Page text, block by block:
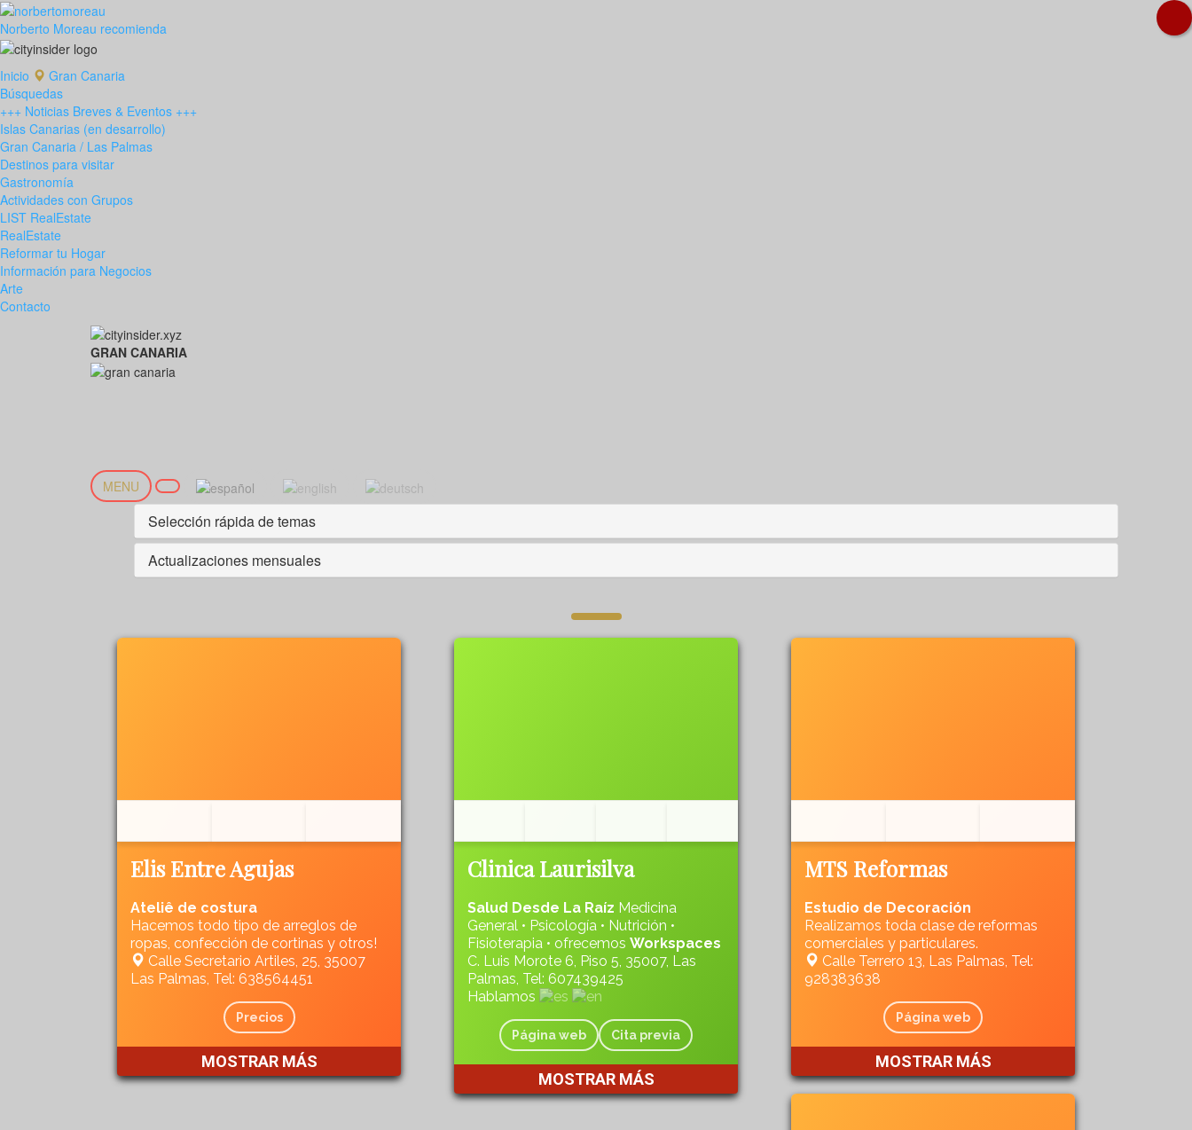
Norberto Moreau recomienda
Inicio
Gran Canaria
Búsquedas
+++ Noticias Breves & Eventos +++
Islas Canarias (en desarrollo)
Gran Canaria / Las Palmas
Destinos para visitar
Gastronomía
Actividades con Grupos
LIST RealEstate
RealEstate
Reformar tu Hogar
Información para Negocios
Arte
Contacto
GRAN CANARIA
MENU
Selección rápida de temas
Actualizaciones mensuales
Elis Entre Agujas
Ateliê de costura
Hacemos todo tipo de arreglos de
ropas, confección de cortinas y otros!
Calle Secretario Artiles, 25, 35007
Las Palmas, Tel: 638564451
Precios
MOSTRAR MÁS
Clinica Laurisilva
Salud Desde La Raíz Medicina
General • Psicología • Nutrición •
Fisioterapia • ofrecemos Workspaces
C. Luis Morote 6, Piso 5, 35007, Las
Palmas, Tel: 607439425
Hablamos
Página web Cita previa
MOSTRAR MÁS
MTS Reformas
Estudio de Decoración
Realizamos toda clase de reformas
comerciales y particulares.
Calle Terrero 13, Las Palmas, Tel:
928383638
Página web
MOSTRAR MÁS